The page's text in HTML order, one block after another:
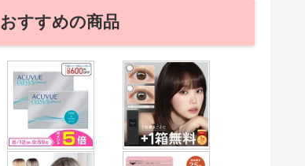
おすすめの商品